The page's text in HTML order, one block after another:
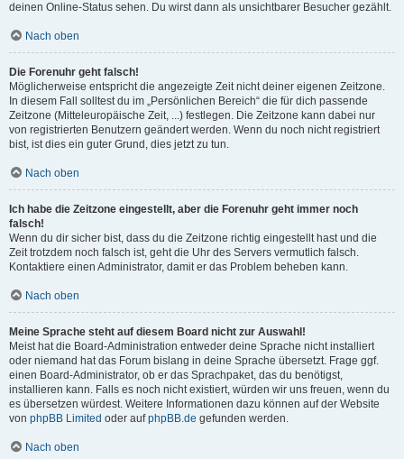
deinen Online-Status sehen. Du wirst dann als unsichtbarer Besucher gezählt.
Nach oben
Die Forenuhr geht falsch!
Möglicherweise entspricht die angezeigte Zeit nicht deiner eigenen Zeitzone.
In diesem Fall solltest du im „Persönlichen Bereich“ die für dich passende
Zeitzone (Mitteleuropäische Zeit, ...) festlegen. Die Zeitzone kann dabei nur
von registrierten Benutzern geändert werden. Wenn du noch nicht registriert
bist, ist dies ein guter Grund, dies jetzt zu tun.
Nach oben
Ich habe die Zeitzone eingestellt, aber die Forenuhr geht immer noch
falsch!
Wenn du dir sicher bist, dass du die Zeitzone richtig eingestellt hast und die
Zeit trotzdem noch falsch ist, geht die Uhr des Servers vermutlich falsch.
Kontaktiere einen Administrator, damit er das Problem beheben kann.
Nach oben
Meine Sprache steht auf diesem Board nicht zur Auswahl!
Meist hat die Board-Administration entweder deine Sprache nicht installiert
oder niemand hat das Forum bislang in deine Sprache übersetzt. Frage ggf.
einen Board-Administrator, ob er das Sprachpaket, das du benötigst,
installieren kann. Falls es noch nicht existiert, würden wir uns freuen, wenn du
es übersetzen würdest. Weitere Informationen dazu können auf der Website
von phpBB Limited oder aufphpBB.de gefunden werden.
Nach oben